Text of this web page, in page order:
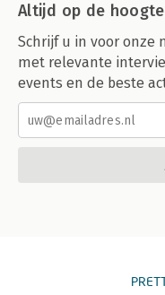
Altijd op de hoogte
Schrijf u in voor onze
met relevante
events en de beste